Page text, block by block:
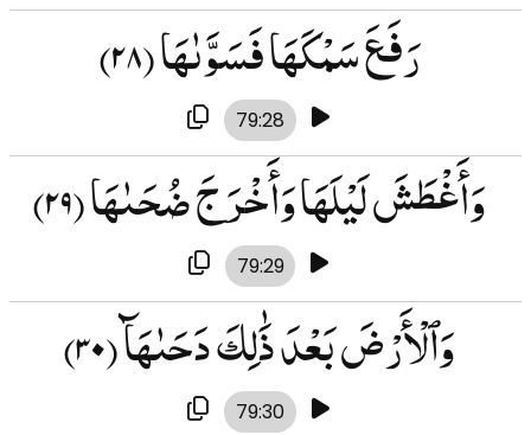
رَفَعَ سَمْكَهَا فَسَوَّىٰهَا(۲۸)
79:28
وَأَغْطَشَ لَيْلَهَا وَأَخْرَجَ ضُحَىٰهَا(۲۹)
79:29
وَٱلْأَرْضَ بَعْدَ ذَٰلِكَ دَحَىٰهَآ(۳۰)
79:30